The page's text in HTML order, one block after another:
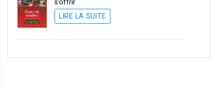
s’offrir
LIRE LA SUITE